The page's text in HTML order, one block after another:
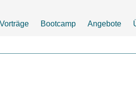
Vorträge Bootcamp Angebote